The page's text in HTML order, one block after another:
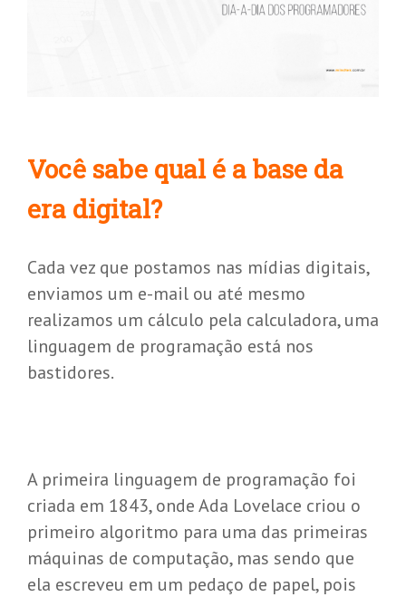
Você sabe qual é a base da
era digital?
Cada vez que postamos nas mídias digitais,
enviamos um e-mail ou até mesmo
realizamos um cálculo pela calculadora, uma
linguagem de programação está nos
bastidores.
A primeira linguagem de programação foi
criada em 1843, onde Ada Lovelace criou o
primeiro algoritmo para uma das primeiras
máquinas de computação, mas sendo que
ela escreveu em um pedaço de papel, pois